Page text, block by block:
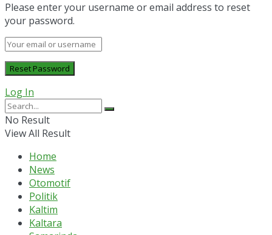
Please enter your username or email address to reset
your password.
Log In
No Result
View All Result
Home
News
Otomotif
Politik
Kaltim
Kaltara